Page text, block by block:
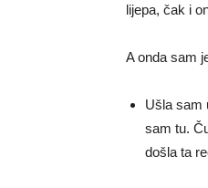
lijepa, čak i
A onda sam
Ušla sam
sam tu.
došla ta